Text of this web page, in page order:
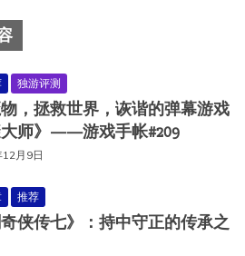
独游评测
，拯救世界，诙谐的弹幕游戏
大师》——游戏手帐#209
月9日
推荐
奇侠传七》：持中守正的传承之